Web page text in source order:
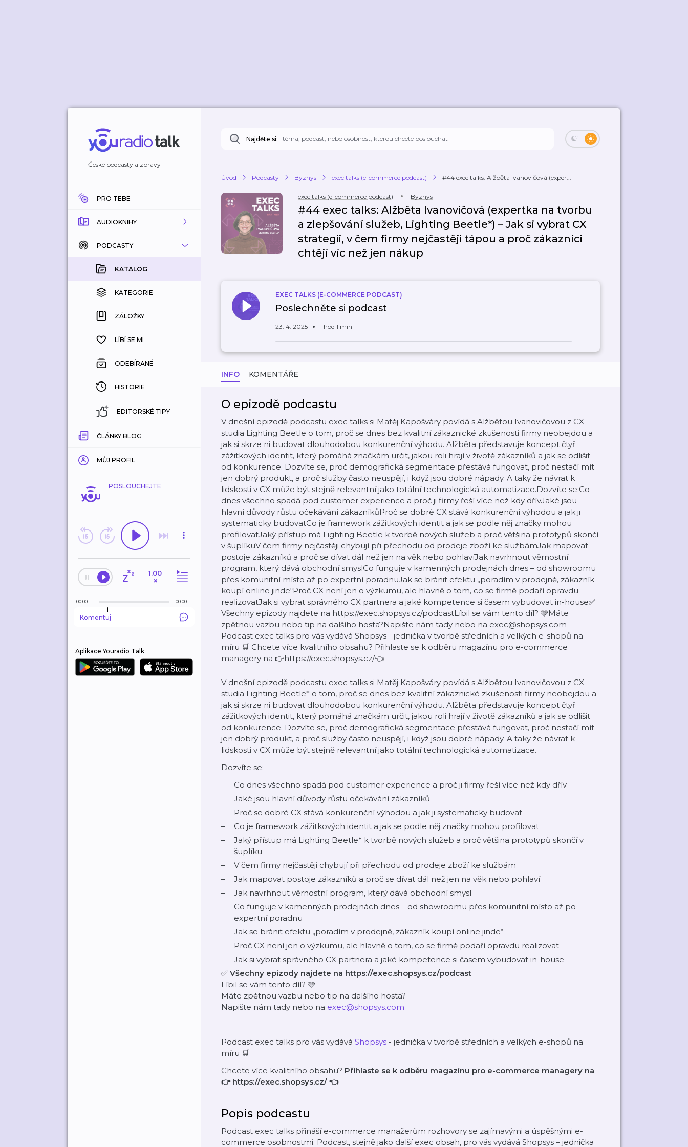
České podcasty a zprávy
PRO TEBE
AUDIOKNIHY
KATALOG
KOUPENÉ
KATEGORIE
ZÁLOŽKY
HISTORIE
PODCASTY
KATALOG
KATEGORIE
ZÁLOŽKY
LÍBÍ SE MI
ODEBÍRANÉ
HISTORIE
EDITORSKÉ TIPY
ČLÁNKY BLOG
MŮJ PROFIL
POSLOUCHEJTE
1.00
×
00:00 00:00
Komentuj
Aplikace Youradio Talk
Najděte si:
Úvod Podcasty Byznys exec talks (e-commerce podcast) #44 exec talks: Alžběta Ivanovičová (exper...
exec talks (e-commerce podcast) Byznys
#44 exec talks: Alžběta Ivanovičová (expertka na tvorbu
a zlepšování služeb, Lighting Beetle*) –⁠⁠⁠⁠⁠⁠ Jak si vybrat CX
strategii, v čem firmy nejčastěji tápou a proč zákazníci
chtějí víc než jen nákup
EXEC TALKS (E-COMMERCE PODCAST)
Poslechněte si podcast
23. 4. 2025 1 hod 1 min
INFO KOMENTÁŘE
O epizodě podcastu
V dnešní epizodě podcastu exec talks si Matěj Kapošváry povídá s Alžbětou Ivanovičovou z CX
studia Lighting Beetle o tom, proč se dnes bez kvalitní zákaznické zkušenosti firmy neobejdou a
jak si skrze ni budovat dlouhodobou konkurenční výhodu. Alžběta představuje koncept čtyř
zážitkových identit, který pomáhá značkám určit, jakou roli hrají v životě zákazníků a jak se odlišit
od konkurence. Dozvíte se, proč demografická segmentace přestává fungovat, proč nestačí mít
jen dobrý produkt, a proč služby často neuspějí, i když jsou dobré nápady. A taky že návrat k
lidskosti v CX může být stejně relevantní jako totální technologická automatizace.Dozvíte se:Co
dnes všechno spadá pod customer experience a proč ji firmy řeší více než kdy dřívJaké jsou
hlavní důvody růstu očekávání zákazníkůProč se dobré CX stává konkurenční výhodou a jak ji
systematicky budovatCo je framework zážitkových identit a jak se podle něj značky mohou
profilovatJaký přístup má Lighting Beetle k tvorbě nových služeb a proč většina prototypů skončí
v šuplíkuV čem firmy nejčastěji chybují při přechodu od prodeje zboží ke službámJak mapovat
postoje zákazníků a proč se dívat dál než jen na věk nebo pohlavíJak navrhnout věrnostní
program, který dává obchodní smyslCo funguje v kamenných prodejnách dnes –⁠⁠⁠⁠⁠⁠ od showroomu
přes komunitní místo až po expertní poradnuJak se bránit efektu „poradím v prodejně, zákazník
koupí online jinde“Proč CX není jen o výzkumu, ale hlavně o tom, co se firmě podaří opravdu
realizovatJak si vybrat správného CX partnera a jaké kompetence si časem vybudovat in-house✅
Všechny epizody najdete na https://exec.shopsys.cz/podcastLíbil se vám tento díl? 🩵Máte
zpětnou vazbu nebo tip na dalšího hosta?Napište nám tady nebo na exec@shopsys.com ---
Podcast exec talks pro vás vydává Shopsys - jednička v tvorbě středních a velkých e-shopů na
míru 🛒 Chcete více kvalitního obsahu? Přihlaste se k odběru magazínu pro e-commerce
managery na 👉https://exec.shopsys.cz/👈
V dnešní epizodě podcastu exec talks si Matěj Kapošváry povídá s Alžbětou Ivanovičovou z CX
studia Lighting Beetle* o tom, proč se dnes bez kvalitní zákaznické zkušenosti firmy neobejdou a
jak si skrze ni budovat dlouhodobou konkurenční výhodu. Alžběta představuje koncept čtyř
zážitkových identit, který pomáhá značkám určit, jakou roli hrají v životě zákazníků a jak se odlišit
od konkurence. Dozvíte se, proč demografická segmentace přestává fungovat, proč nestačí mít
jen dobrý produkt, a proč služby často neuspějí, i když jsou dobré nápady. A taky že návrat k
lidskosti v CX může být stejně relevantní jako totální technologická automatizace.
Dozvíte se:
Co dnes všechno spadá pod customer experience a proč ji firmy řeší více než kdy dřív
Jaké jsou hlavní důvody růstu očekávání zákazníků
Proč se dobré CX stává konkurenční výhodou a jak ji systematicky budovat
Co je framework zážitkových identit a jak se podle něj značky mohou profilovat
Jaký přístup má Lighting Beetle* k tvorbě nových služeb a proč většina prototypů skončí v
šuplíku
V čem firmy nejčastěji chybují při přechodu od prodeje zboží ke službám
Jak mapovat postoje zákazníků a proč se dívat dál než jen na věk nebo pohlaví
Jak navrhnout věrnostní program, který dává obchodní smysl
Co funguje v kamenných prodejnách dnes –⁠⁠⁠⁠⁠⁠ od showroomu přes komunitní místo až po
expertní poradnu
Jak se bránit efektu „poradím v prodejně, zákazník koupí online jinde“
Proč CX není jen o výzkumu, ale hlavně o tom, co se firmě podaří opravdu realizovat
Jak si vybrat správného CX partnera a jaké kompetence si časem vybudovat in-house
✅ Všechny epizody najdete na https://exec.shopsys.cz/podcast
Líbil se vám tento díl? 🩵
Máte zpětnou vazbu nebo tip na dalšího hosta?
Napište nám tady nebo na exec@shopsys.com
---
Podcast exec talks pro vás vydává Shopsys - jednička v tvorbě středních a velkých e-shopů na
míru 🛒
Chcete více kvalitního obsahu? Přihlaste se k odběru magazínu pro e-commerce managery na
👉 https://exec.shopsys.cz/ 👈
Popis podcastu
Podcast exec talks přináší e-commerce manažerům rozhovory se zajímavými a úspěšnými e-
commerce osobnostmi. Podcast, stejně jako další exec obsah, pro vás vydává Shopsys – jednička